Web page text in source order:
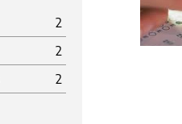
2
2
2